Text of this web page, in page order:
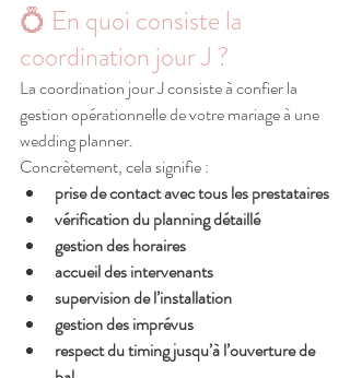
💍 En quoi consiste la
coordination jour J ?
La coordination jour J consiste à confier la
gestion opérationnelle de votre mariage à une
wedding planner.
Concrètement, cela signifie :
prise de contact avec tous les prestataires
vérification du planning détaillé
gestion des horaires
accueil des intervenants
supervision de l’installation
gestion des imprévus
respect du timing jusqu’à l’ouverture de